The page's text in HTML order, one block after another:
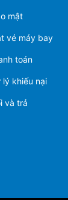
mật
vé máy bay
toán
lý khiếu nại
và trả